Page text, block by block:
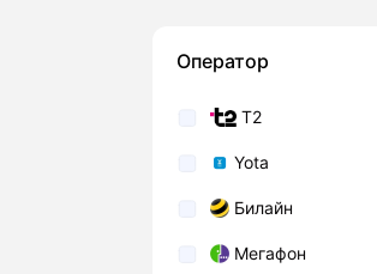
Оператор
T2
Yota
Билайн
Мегафон